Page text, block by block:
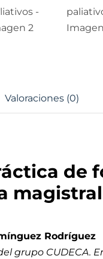
Valoraciones (0)
de
Rodríguez
grupo CUDECA.